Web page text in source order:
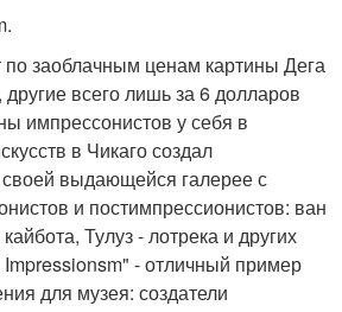
заоблачным ценам картины Дега
всего лишь за 6 долларов
импрессонистов у себя в
в Чикаго создал
выдающейся галерее с
и постимпрессионистов: ван
Тулуз - лотрека и других
- отличный пример
для музея: создатели